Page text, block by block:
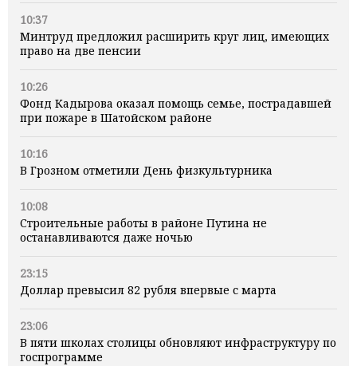
10:37
Минтруд предложил расширить круг лиц, имеющих
право на две пенсии
10:26
Фонд Кадырова оказал помощь семье, пострадавшей
при пожаре в Шатойском районе
10:16
В Грозном отметили День физкультурника
10:08
Строительные работы в районе Путина не
останавливаются даже ночью
23:15
Доллар превысил 82 рубля впервые с марта
23:06
В пяти школах столицы обновляют инфраструктуру по
госпрограмме